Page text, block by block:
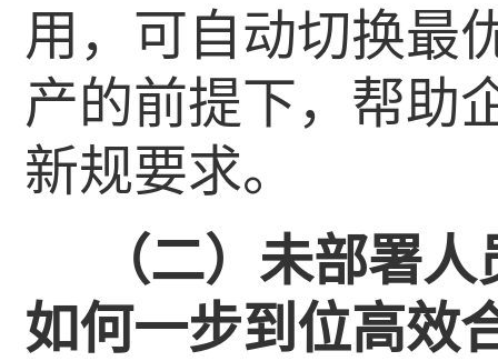
用，可自动切换最
产的前提下，帮助
新规要求。
（二）未部署
如何一步到位高效